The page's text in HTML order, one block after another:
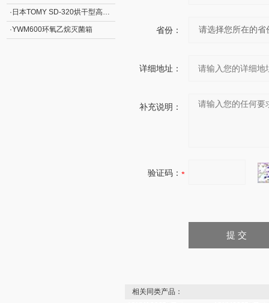
· 日本TOMY SD-320烘干型高压蒸汽灭菌器
·YWM600环氧乙烷灭菌箱 省份：
详细地址：
补充说明：
验证码：
相关同类产品：